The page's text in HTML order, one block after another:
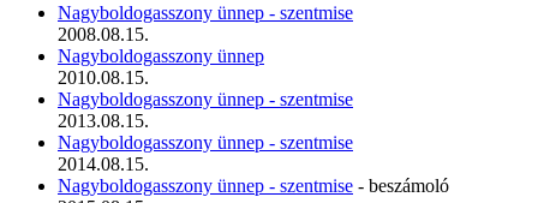
Nagyboldogasszony ünnep - szentmise
2008.08.15.
Nagyboldogasszony ünnep
2010.08.15.
Nagyboldogasszony ünnep - szentmise
2013.08.15.
Nagyboldogasszony ünnep - szentmise
2014.08.15.
Nagyboldogasszony ünnep - szentmise - beszámoló